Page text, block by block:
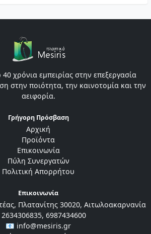
χρόνια εμπειρίας στην επεξεργασία
στην ποιότητα, την καινοτομία και την
αειφορία.
Γρήγορη Πρόσβαση
Αρχική
Προϊόντα
Επικοινωνία
Πύλη Συνεργατών
Πολιτική Απορρήτου
Επικοινωνία
Πλατανίτης 30020, Αιτωλοακαρνανία
6987434600
📧 info@mesiris.gr